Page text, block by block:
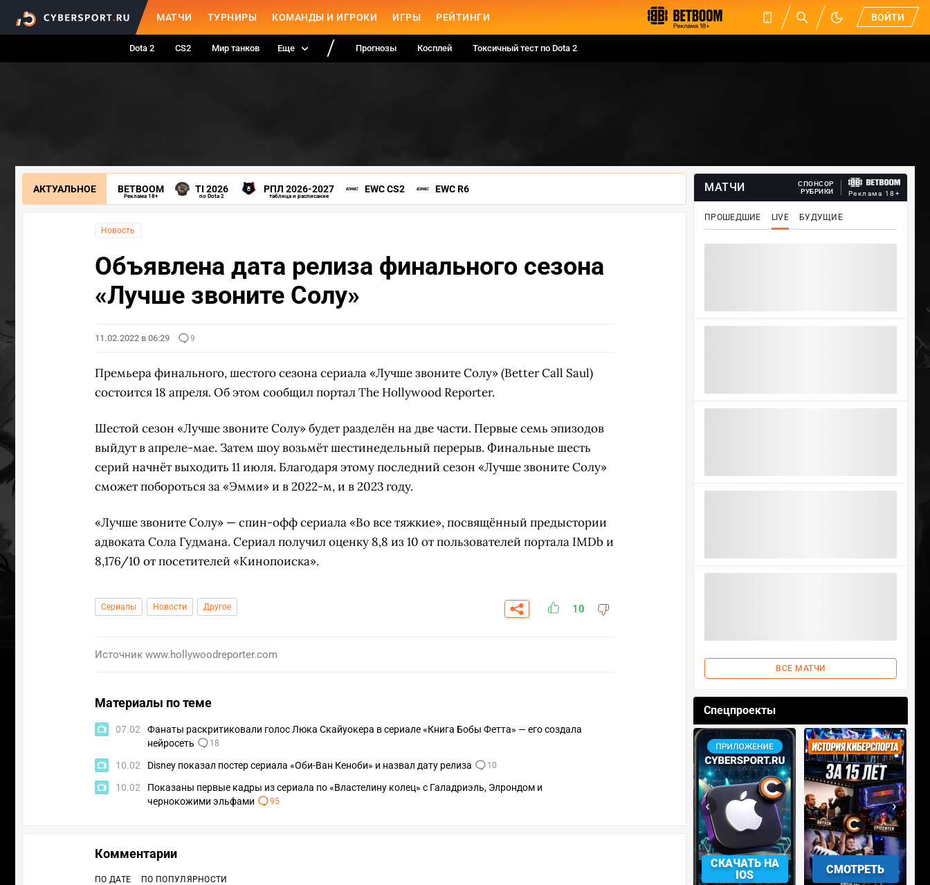
МАТЧИ ТУРНИРЫ КОМАНДЫ И ИГРОКИ ИГРЫ РЕЙТИНГИ ВОЙТИ
Dota 2 CS2 Мир танков Еще Прогнозы Косплей Токсичный тест по Dota 2
АКТУАЛЬНОЕ BETBOOM
Реклама 18+
TI 2026
по Dota 2
РПЛ 2026-2027
таблица и расписание
EWC CS2 EWC R6
Новость
Объявлена дата релиза финального сезона
«Лучше звоните Солу»
11.02.2022 в 06:29 9
Премьера финального, шестого сезона сериала «Лучше звоните Солу» (Better Call Saul)
состоится 18 апреля. Об этом сообщил портал The Hollywood Reporter.
Шестой сезон «Лучше звоните Солу» будет разделён на две части. Первые семь эпизодов
выйдут в апреле-мае. Затем шоу возьмёт шестинедельный перерыв. Финальные шесть
серий начнёт выходить 11 июля. Благодаря этому последний сезон «Лучше звоните Солу»
сможет побороться за «Эмми» и в 2022-м, и в 2023 году.
«Лучше звоните Солу» — спин-офф сериала «Во все тяжкие», посвящённый предыстории
адвоката Сола Гудмана. Сериал получил оценку 8,8 из 10 от пользователей портала IMDb и
8,176/10 от посетителей «Кинопоиска».
Сериалы Новости Другое 10
Источник www.hollywoodreporter.com
Материалы по теме
07.02
Фанаты раскритиковали голос Люка Скайуокера в сериале «Книга Бобы Фетта» — его создала
нейросеть
18
10.02 Disney показал постер сериала «Оби-Ван Кеноби» и назвал дату релиза 10
10.02
Показаны первые кадры из сериала по «Властелину колец» с Галадриэль, Элрондом и
чернокожими эльфами
95
МАТЧИ
СПОНСОР
РУБРИКИ
Реклама 18+
ПРОШЕДШИЕ LIVE БУДУЩИЕ
ВСЕ МАТЧИ
Спецпроекты
СКАЧАТЬ НА
СМОТРЕТЬ УЧАСТВОВАТЬ
‹ ›
Комментарии
ПО ДАТЕ ПО ПОПУЛЯРНОСТИ